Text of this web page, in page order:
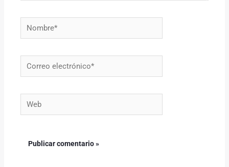
Nombre*
Correo
electrónico*
Web